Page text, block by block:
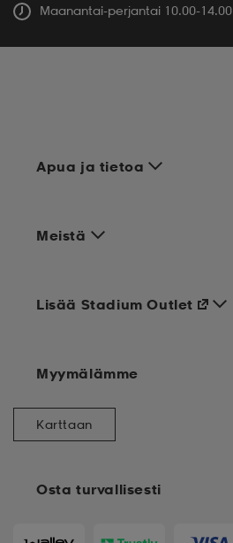
Maanantai-perjantai 10.00-14.00
Apua ja tietoa
Meistä
Osta turvallisesti
Lisää Stadium Outlet
Myymälämme
Karttaan